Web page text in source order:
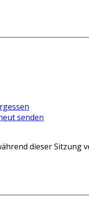
senden
dieser Sitzung